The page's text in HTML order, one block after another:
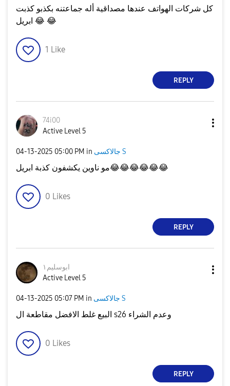
كل شركات الهواتف عندها مصداقية أله جماعتنه بكذبو كذبت
😂 😂
1 Like
REPLY
74i00
Active Level 5
‎04-13-2025 05:00 PM in جالاكسى S
مو ناوين يكشفون كذبة ابريل😂😂😂😂😂😂
0 Likes
REPLY
ابوسليم١
Active Level 5
‎04-13-2025 05:07 PM in جالاكسى S
البيع غلط الافضل مقاطعة ال s26 وعدم الشراء
0 Likes
REPLY